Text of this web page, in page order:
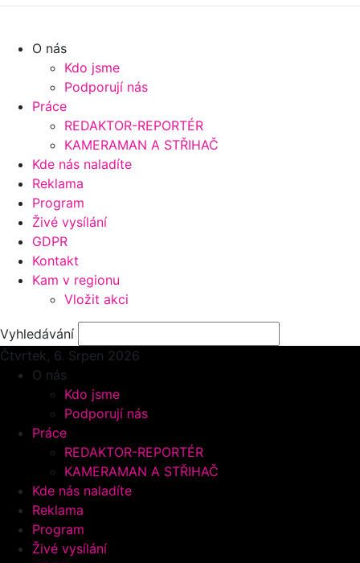
O nás
Kdo jsme
Podporují nás
Práce
REDAKTOR-REPORTÉR
KAMERAMAN A STŘIHAČ
Kde nás naladíte
Reklama
Program
Živé vysílání
GDPR
Kontakt
Kam v regionu
Vložit akci
Vyhledávání
Čtvrtek, 6. Srpen 2026
O nás
Kdo jsme
Podporují nás
Práce
REDAKTOR-REPORTÉR
KAMERAMAN A STŘIHAČ
Kde nás naladíte
Reklama
Program
Živé vysílání